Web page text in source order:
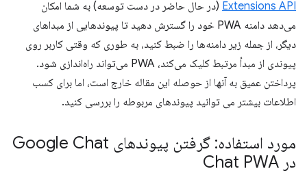
Extensions API (در حال حاضر در دست توسعه) به شما امکان
می‌دهد دامنه PWA خود را گسترش دهید تا پیوندهایی از مبداهای
دیگر، از جمله زیر دامنه‌ها را ضبط کنید، به طوری که وقتی کاربر روی
پیوندی از مبدأ مرتبط کلیک می‌کند، PWA می‌تواند راه‌اندازی شود.
پرداختن عمیق به آنها از حوصله این مقاله خارج است، اما برای کسب
اطلاعات بیشتر می توانید پیوندهای مربوطه را بررسی کنید.
مورد استفاده: گرفتن پیوندهای Google Chat
در Chat PWA